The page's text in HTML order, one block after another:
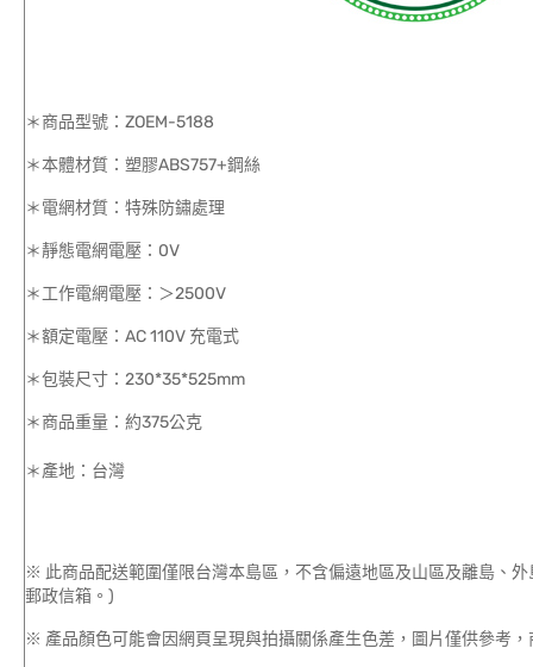
＊商品型號：ZOEM-5188
＊本體材質：塑膠ABS757+鋼絲
＊電網材質：特殊防鏽處理
＊靜態電網電壓：0V
＊工作電網電壓：＞2500V
＊額定電壓：AC 110V 充電式
＊包裝尺寸：230*35*525mm
＊商品重量：約375公克
＊產地：台灣
※ 此商品配送範圍僅限台灣本島區，不含偏遠地區及山區及離島、
郵政信箱。)
※ 產品顏色可能會因網頁呈現與拍攝關係產生色差，圖片僅供參考